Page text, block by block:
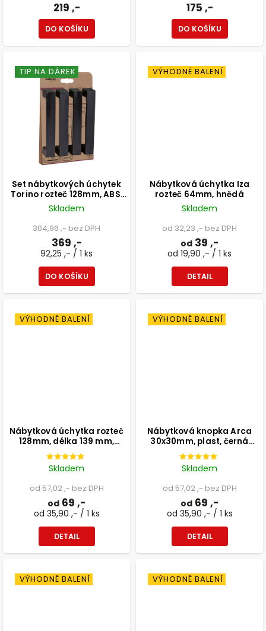
219 ,-
DO KOŠÍKU
175 ,-
DO KOŠÍKU
TIP NA DÁREK
Set nábytkových úchytek
Torino rozteč 128mm, ABS,
matná černá, 4 ks
Skladem
304,96 ,- bez DPH
369 ,-
92,25 ,- / 1 ks
DO KOŠÍKU
VÝHODNÉ BALENÍ
Nábytková úchytka Iza
rozteč 64mm, hnědá
Skladem
od 32,23 ,- bez DPH
od 39 ,-
od 19,90 ,- / 1 ks
DETAIL
VÝHODNÉ BALENÍ
Nábytková úchytka rozteč
128mm, délka 139 mm,
plast, stříbrná
Skladem
od 57,02 ,- bez DPH
od 69 ,-
od 35,90 ,- / 1 ks
DETAIL
VÝHODNÉ BALENÍ
Nábytková knopka Arca
30x30mm, plast, černá
matná
Skladem
od 57,02 ,- bez DPH
od 69 ,-
od 35,90 ,- / 1 ks
DETAIL
VÝHODNÉ BALENÍ VÝHODNÉ BALENÍ